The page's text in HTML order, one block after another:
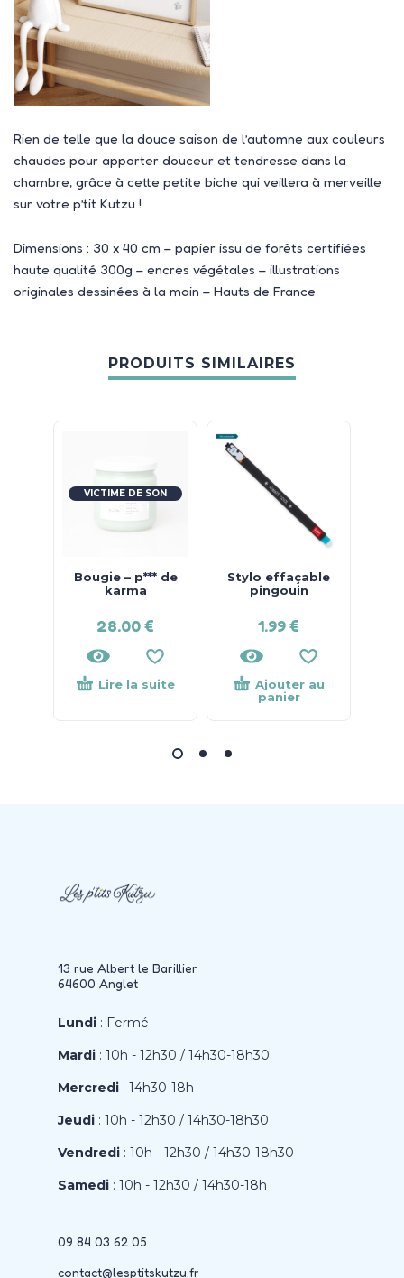
Rien de telle que la douce saison de l’automne aux couleurs
chaudes pour apporter douceur et tendresse dans la
chambre, grâce à cette petite biche qui veillera à merveille
sur votre p’tit Kutzu !
Dimensions : 30 x 40 cm – papier issu de forêts certifiées
haute qualité 300g – encres végétales – illustrations
originales dessinées à la main – Hauts de France
PRODUITS SIMILAIRES
VICTIME DE SON
SUCCÈS !
Bougie – p*** de
karma
28.00€
Lire la suite
Stylo effaçable
pingouin
1.99€
Ajouter au
panier
13 rue Albert le Barillier
64600 Anglet
Lundi : Fermé
Mardi : 10h - 12h30 / 14h30-18h30
Mercredi : 14h30-18h
Jeudi : 10h - 12h30 / 14h30-18h30
Vendredi : 10h - 12h30 / 14h30-18h30
Samedi : 10h - 12h30 / 14h30-18h
09 84 03 62 05
contact@lesptitskutzu.fr